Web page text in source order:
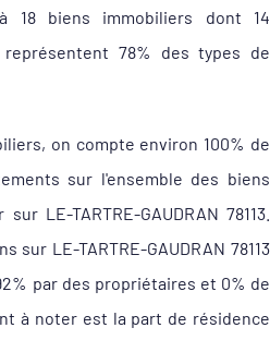
à 18 biens immobiliers dont 14
78% des types de
on compte environ 100% de
sur l'ensemble des biens
LE-TARTRE-GAUDRAN 78113.
sur LE-TARTRE-GAUDRAN 78113
par des propriétaires et 0% de
à noter est la part de résidence